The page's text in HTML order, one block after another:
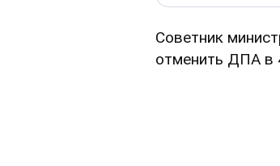
Советник
отменить ДПА в